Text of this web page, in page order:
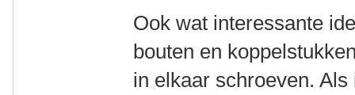
Ook wat interessante
bouten en
in elkaar schroeven.